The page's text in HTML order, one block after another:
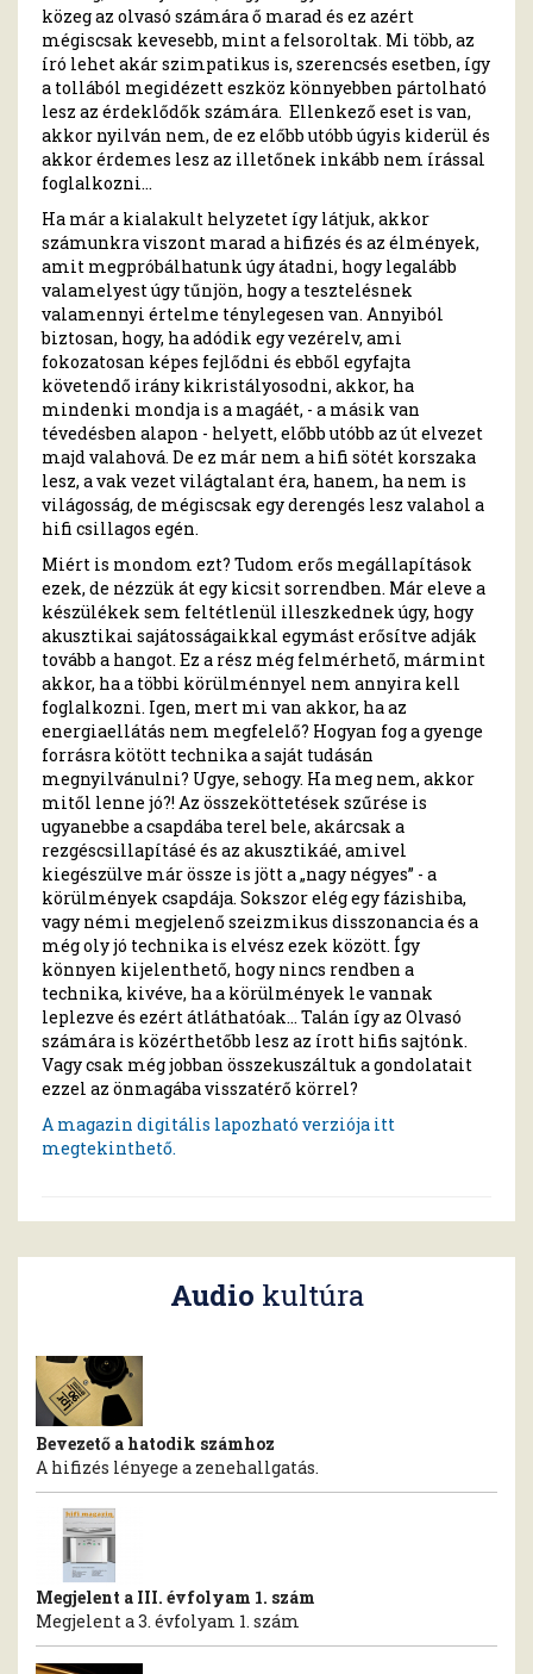
közeg az olvasó számára ő marad és ez azért
mégiscsak kevesebb, mint a felsoroltak. Mi több, az
író lehet akár szimpatikus is, szerencsés esetben, így
a tollából megidézett eszköz könnyebben pártolható
lesz az érdeklődők számára. Ellenkező eset is van,
akkor nyilván nem, de ez előbb utóbb úgyis kiderül és
akkor érdemes lesz az illetőnek inkább nem írással
foglalkozni…
Ha már a kialakult helyzetet így látjuk, akkor
számunkra viszont marad a hifizés és az élmények,
amit megpróbálhatunk úgy átadni, hogy legalább
valamelyest úgy tűnjön, hogy a tesztelésnek
valamennyi értelme ténylegesen van. Annyiból
biztosan, hogy, ha adódik egy vezérelv, ami
fokozatosan képes fejlődni és ebből egyfajta
követendő irány kikristályosodni, akkor, ha
mindenki mondja is a magáét, - a másik van
tévedésben alapon - helyett, előbb utóbb az út elvezet
majd valahová. De ez már nem a hifi sötét korszaka
lesz, a vak vezet világtalant éra, hanem, ha nem is
világosság, de mégiscsak egy derengés lesz valahol a
hifi csillagos egén.
Miért is mondom ezt? Tudom erős megállapítások
ezek, de nézzük át egy kicsit sorrendben. Már eleve a
készülékek sem feltétlenül illeszkednek úgy, hogy
akusztikai sajátosságaikkal egymást erősítve adják
tovább a hangot. Ez a rész még felmérhető, mármint
akkor, ha a többi körülménnyel nem annyira kell
foglalkozni. Igen, mert mi van akkor, ha az
energiaellátás nem megfelelő? Hogyan fog a gyenge
forrásra kötött technika a saját tudásán
megnyilvánulni? Ugye, sehogy. Ha meg nem, akkor
mitől lenne jó?! Az összeköttetések szűrése is
ugyanebbe a csapdába terel bele, akárcsak a
rezgéscsillapításé és az akusztikáé, amivel
kiegészülve már össze is jött a „nagy négyes” - a
körülmények csapdája. Sokszor elég egy fázishiba,
vagy némi megjelenő szeizmikus disszonancia és a
még oly jó technika is elvész ezek között. Így
könnyen kijelenthető, hogy nincs rendben a
technika, kivéve, ha a körülmények le vannak
leplezve és ezért átláthatóak… Talán így az Olvasó
számára is közérthetőbb lesz az írott hifis sajtónk.
Vagy csak még jobban összekuszáltuk a gondolatait
ezzel az önmagába visszatérő körrel?
A magazin digitális lapozható verziója itt
megtekinthető.
Audio kultúra
Bevezető a hatodik számhoz
A hifizés lényege a zenehallgatás.
Megjelent a III. évfolyam 1. szám
Megjelent a 3. évfolyam 1. szám